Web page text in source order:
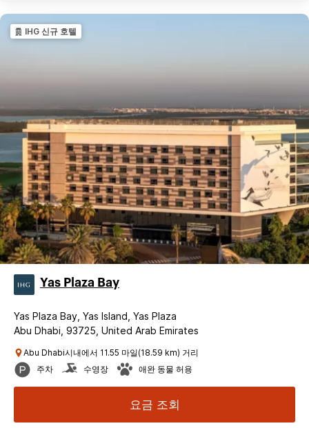
IHG 신규 호텔
Yas Plaza Bay
Yas Plaza Bay, Yas Island, Yas Plaza
Abu Dhabi, 93725, United Arab Emirates
Abu Dhabi시내에서 11.55 마일(18.59 km) 거리
주차
수영장 애완 동물 허용
요금 조회